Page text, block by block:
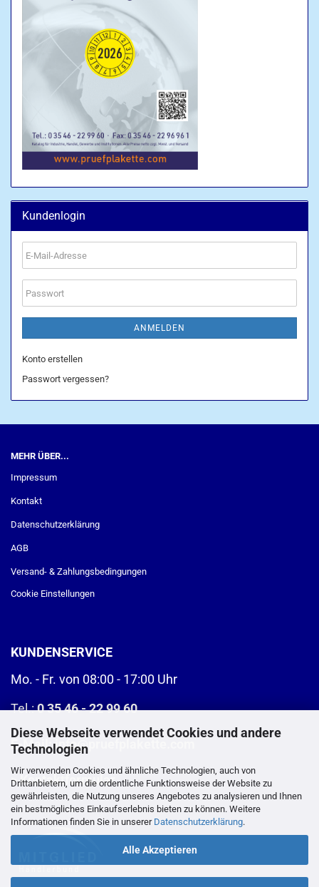
Diese Webseite verwendet Cookies und andere
Technologien
Wir verwenden Cookies und ähnliche Technologien, auch von
Drittanbietern, um die ordentliche Funktionsweise der Website zu
gewährleisten, die Nutzung unseres Angebotes zu analysieren und Ihnen
ein bestmögliches Einkaufserlebnis bieten zu können. Weitere
Informationen finden Sie in unserer Datenschutzerklärung.
Alle Akzeptieren
Kundenlogin
E-
Mail-
Adresse
Passwort
ANMELDEN
Konto erstellen
Passwort vergessen?
MEHR ÜBER...
Impressum
Kontakt
Datenschutzerklärung
AGB
Versand- & Zahlungsbedingungen
Cookie Einstellungen
KUNDENSERVICE
Mo. - Fr. von 08:00 - 17:00 Uhr
Tel.:0 35 46 - 22 99 60
E-Mail:info@pruefplakette.com
>Kontaktformular